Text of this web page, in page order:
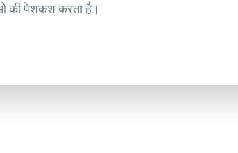
की पेशकश करता है।